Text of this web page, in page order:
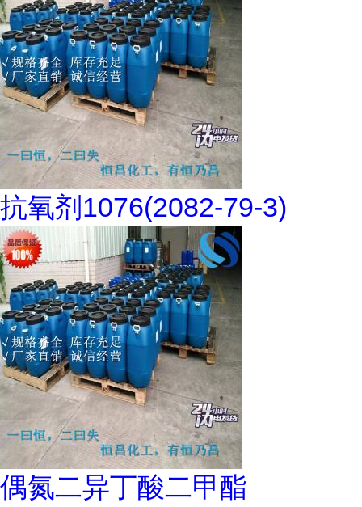
抗氧剂1076(2082-79-3)
偶氮二异丁酸二甲酯